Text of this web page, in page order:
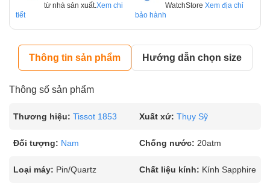
từ nhà sản xuất. Xem chi
tiết
WatchStore Xem địa chỉ
bảo hành
Thông tin sản phẩm Hướng dẫn chọn size
Thông số sản phẩm
Thương hiệu: Tissot 1853 Xuất xứ: Thụy Sỹ
Đối tượng: Nam Chống nước: 20atm
Loại máy: Pin/Quartz Chất liệu kính: Kính Sapphire